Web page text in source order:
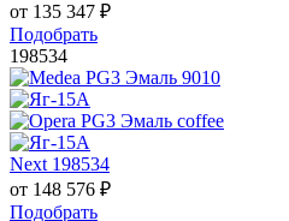
от 135 347 ₽
Подобрать
198534
Next 198534
от 148 576 ₽
Подобрать